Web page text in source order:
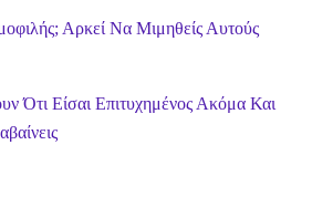
Αρκεί Να Μιμηθείς Αυτούς
Ότι Είσαι Επιτυχημένος Ακόμα Και